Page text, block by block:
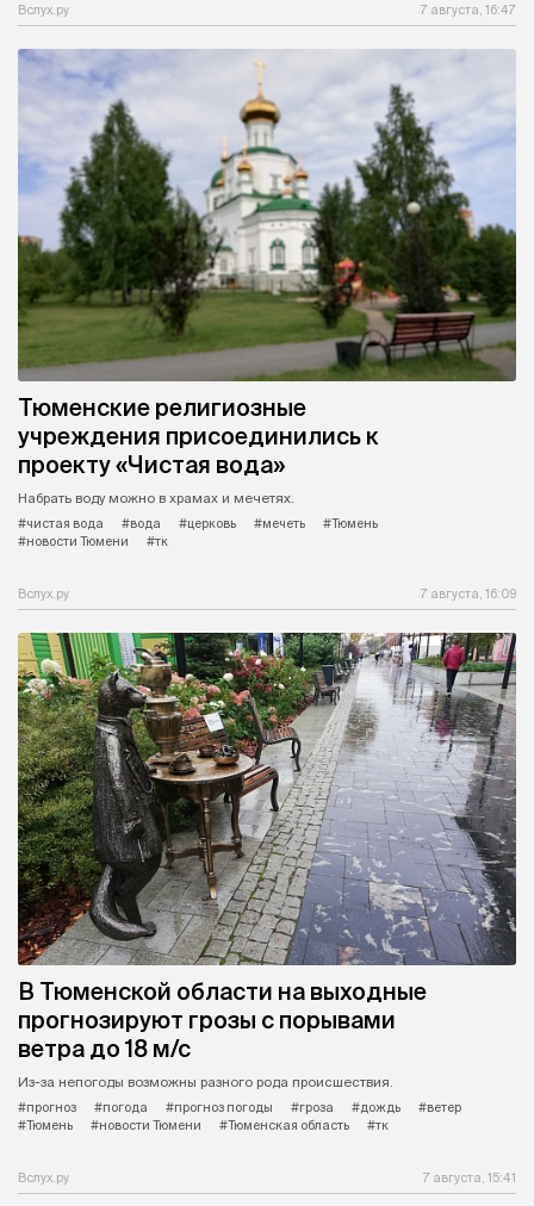
Вслух.ру 7 августа, 16:47
Тюменские религиозные
учреждения присоединились к
проекту «Чистая вода»
Набрать воду можно в храмах и мечетях.
#чистая вода
#вода #церковь #мечеть
#Тюмень
#новости Тюмени
#тк
Вслух.ру 7 августа, 16:09
В Тюменской области на выходные
прогнозируют грозы с порывами
ветра до 18 м/с
Из-за непогоды возможны разного рода происшествия.
#прогноз
#погода #прогноз погоды #гроза #дождь
#ветер
#Тюмень
#новости Тюмени #Тюменская область #тк
Вслух.ру 7 августа, 15:41